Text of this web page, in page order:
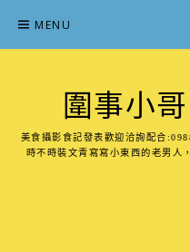
content
MENU
圍事小
美食攝影食記發表歡迎洽詢配合
時不時裝文青寫寫小東西的老男人